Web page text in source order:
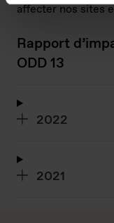
affecter nos sites
Rapport
ODD 13
2022
2021